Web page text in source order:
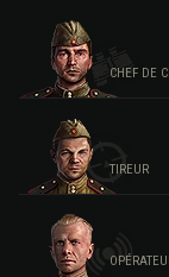
CHEF DE
TIREUR